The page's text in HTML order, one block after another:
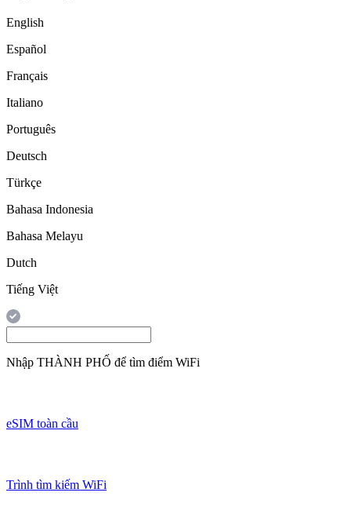
English
Español
Français
Italiano
Português
Deutsch
Türkçe
Bahasa Indonesia
Bahasa Melayu
Dutch
Tiếng Việt
Nhập THÀNH PHỐ để tìm điểm WiFi
eSIM toàn cầu
Trình tìm kiếm WiFi